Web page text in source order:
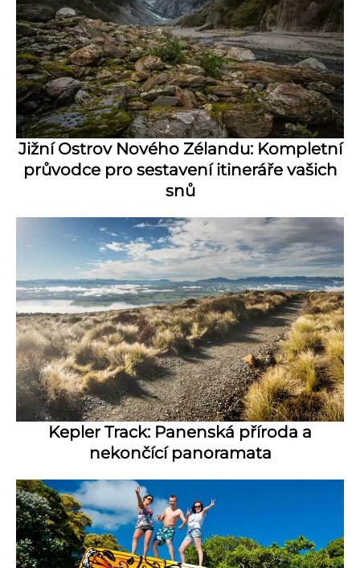
Jižní Ostrov Nového Zélandu: Kompletní
průvodce pro sestavení itineráře vašich
snů
Kepler Track: Panenská příroda a
nekončící panoramata